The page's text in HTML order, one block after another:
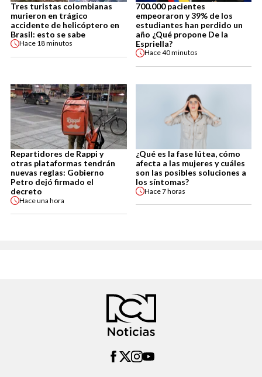
Tres turistas colombianas
murieron en trágico
accidente de helicóptero en
Brasil: esto se sabe
Hace 18 minutos
700.000 pacientes
empeoraron y 39% de los
estudiantes han perdido un
año ¿Qué propone De la
Espriella?
Hace40 minutos
Repartidores de Rappi y
otras plataformas tendrán
nuevas reglas: Gobierno
Petro dejó firmado el
decreto
Haceuna hora
¿Qué es la fase lútea, cómo
afecta a las mujeres y cuáles
son las posibles soluciones a
los síntomas?
Hace7 horas